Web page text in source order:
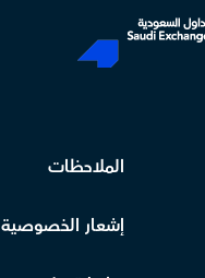
الملاحظات
إشعار الخصوصية